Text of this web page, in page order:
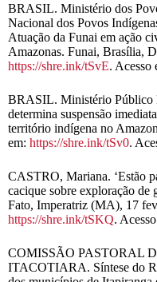
BRASIL. Ministério dos
Nacional dos Povos
Atuação da Funai em ação
Amazonas. Funai, Brasília,
https://shre.ink/tSvE. Acesso
BRASIL. Ministério Público
determina suspensão
território indígena no
em: https://shre.ink/tSv0.
CASTRO, Mariana. ‘Estão
cacique sobre exploração de
Fato, Imperatriz (MA), 17
https://shre.ink/tSKQ.
COMISSÃO PASTORAL
ITACOTIARA. Síntese do